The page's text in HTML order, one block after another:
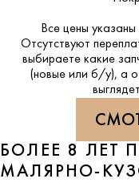
Все цены
Отсутствуют
выбираете какие
(новые или б/у), а
БОЛЕЕ 8 ЛЕТ
МАЛЯРНО-